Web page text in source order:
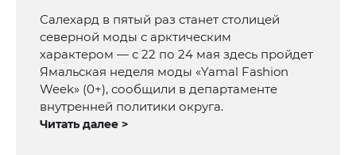
Салехард в пятый раз станет столицей
северной моды с арктическим
характером — с 22 по 24 мая здесь пройдет
Ямальская неделя моды «Yamal Fashion
Week» (0+), сообщили в департаменте
внутренней политики округа.
Читать далее >